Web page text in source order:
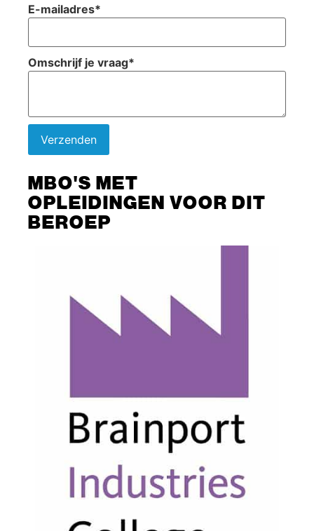
E-mailadres*
Omschrijf je vraag*
Verzenden
MBO'S MET
OPLEIDINGEN VOOR DIT
BEROEP